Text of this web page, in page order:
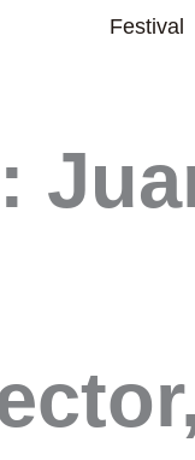
Festival